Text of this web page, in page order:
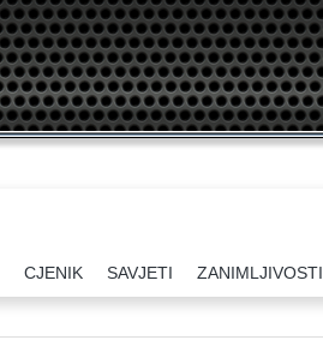
CJENIK SAVJETI ZANIMLJIVOSTI